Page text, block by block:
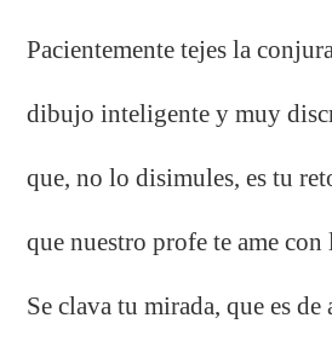
Pacientemente tejes la
dibujo inteligente y muy
que, no lo disimules, es tu
que nuestro profe te ame con
Se clava tu mirada, que es de